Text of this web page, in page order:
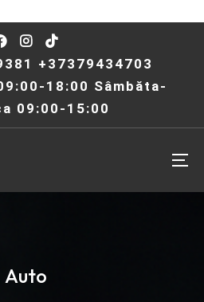
+37379434703
18:00 Sâmbăta-
09:00-15:00
Auto